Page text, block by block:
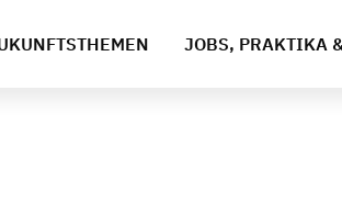
JOBS, PRAKTIKA